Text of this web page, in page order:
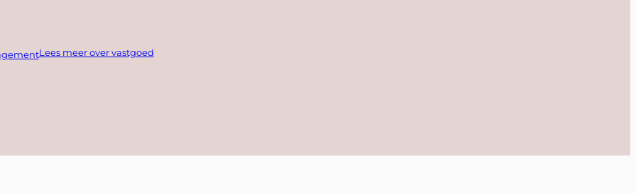
Lees meer over vastgoed